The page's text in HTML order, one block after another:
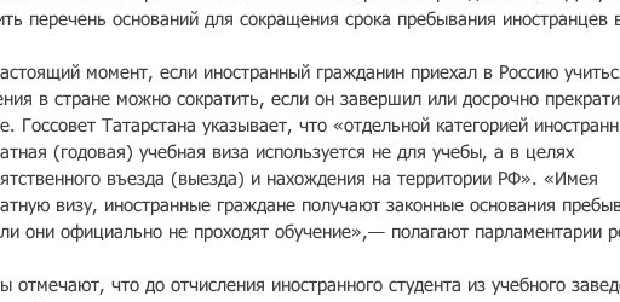
перечень оснований для сокращения срока пребывания иностранцев
момент, если иностранный гражданин приехал в Россию
в стране можно сократить, если он завершил или досрочно
Госсовет Татарстана указывает, что «отдельной категорией
(годовая) учебная виза используется не для учебы, а в целях
въезда (выезда) и нахождения на территории РФ». «Имея
визу, иностранные граждане получают законные основания
они официально не проходят обучение»,— полагают парламентарии
отмечают, что до отчисления иностранного студента из учебного